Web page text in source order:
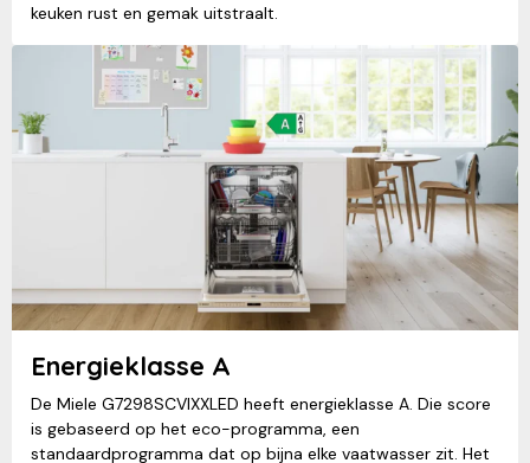
keuken rust en gemak uitstraalt.
Energieklasse A
De Miele G7298SCVIXXLED heeft energieklasse A. Die score
is gebaseerd op het eco-programma, een
standaardprogramma dat op bijna elke vaatwasser zit. Het